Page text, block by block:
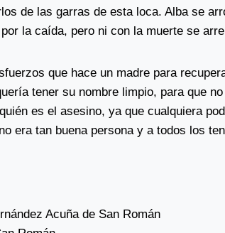
de las garras de esta loca. Alba se
la caída, pero ni con la muerte se
que hace un madre para
tener su nombre limpio, para que
es el asesino, ya que cualquiera
era tan buena persona y a todos los
Acuña de San Román